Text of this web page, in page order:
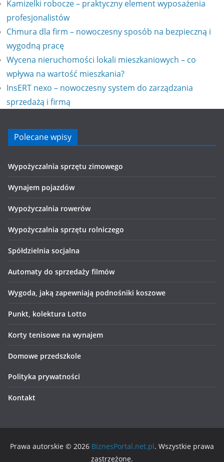
Kamizelki robocze – praktyczny element wyposażenia
profesjonalistów
Chmura dla firm – nowoczesny sposób na bezpieczną i
wygodną pracę
Wycena nieruchomości lokali mieszkaniowych – co
wpływa na wartość mieszkania?
InsERT nexo – nowoczesny system do zarządzania
sprzedażą i firmą
Polecane wpisy
Wypożyczalnia sprzętu zimowego
Wynajem pojazdów
Wypożyczalnia rowerów
Wypożyczalnia sprzętu rolniczego
Spółdzielnia socjalna
Automaty do sprzedaży filmów
Wygoda, jaką zapewniają podnośniki koszowe
Punkt, kolektura Lotto
Korty tenisowe na wynajem
Domowe przedszkole
Polityka prywatności
Kontakt
Prawa autorskie © 2026 BiznesPortal.net.pl. Wszystkie prawa
zastrzeżone.